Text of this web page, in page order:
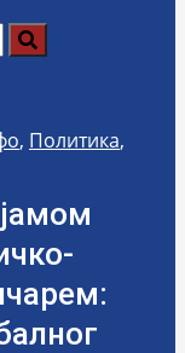
, Политика,